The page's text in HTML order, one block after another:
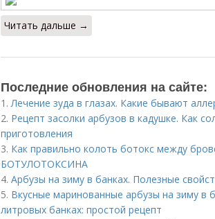
Читать дальше →
Последние обновления на сайте:
1.Лечение зуда в глазах. Какие бывают
2. Рецепт засолки арбузов в кадушке. Как
приготовления
3. Как правильно колоть ботокс между
БОТУЛОТОКСИНА
4. Арбузы на зиму в банках. Полезные
5. Вкусные маринованные арбузы на зиму в
литровых банках: простой рецепт